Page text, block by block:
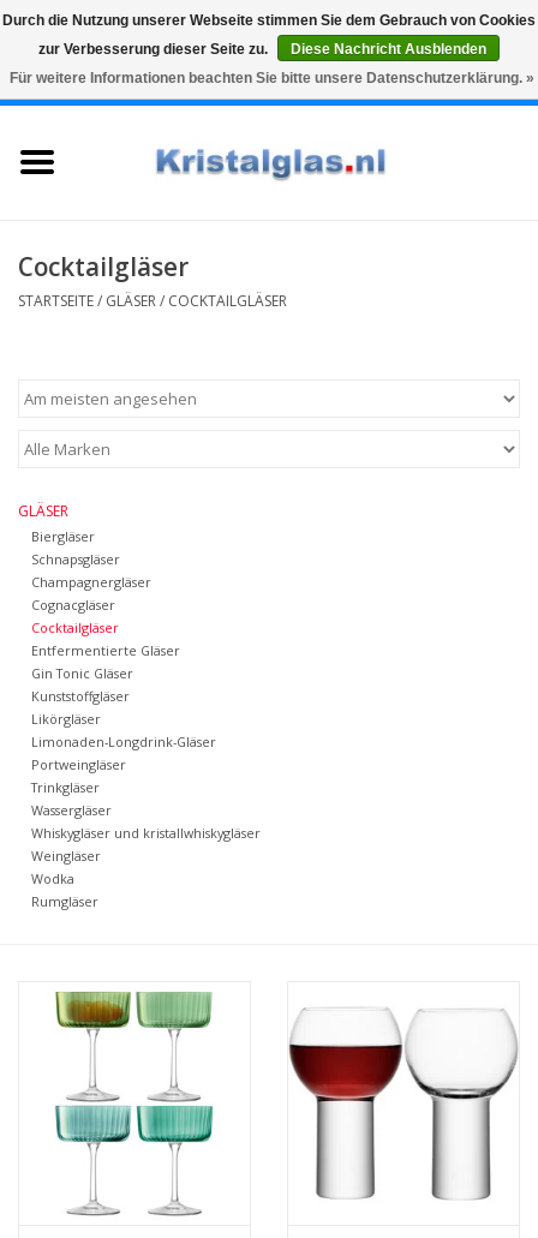
Snelle levering
Graveren
0 Artikel - €0,00
Karaffen
Kaffee & Tee
Bar & Wein
Cocktailgläser
STARTSEITE/ GLÄSER/ COCKTAILGLÄSER
GLÄSER
Biergläser
Schnapsgläser
Champagnergläser
Cognacgläser
Cocktailgläser
Entfermentierte Gläser
Gin Tonic Gläser
Kunststoffgläser
Likörgläser
Limonaden-Longdrink-Gläser
Portweingläser
Trinkgläser
Wassergläser
Whiskygläser und kristallwhiskygläser
Weingläser
Wodka
Rumgläser
Durch die Nutzung unserer Webseite stimmen Sie dem Gebrauch von Cookies
zur Verbesserung dieser Seite zu.
Diese Nachricht Ausblenden
Für weitere Informationen beachten Sie bitte unsere Datenschutzerklärung. »